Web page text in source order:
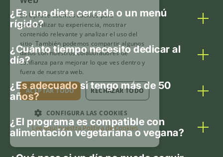
¿Es una dieta cerrada o un menú
rígido?
¿Cuánto tiempo necesito dedicar al
día?
¿Es adecuado si tengo más de 50
años?
¿El programa es compatible con
alimentación vegetariana o vegana?